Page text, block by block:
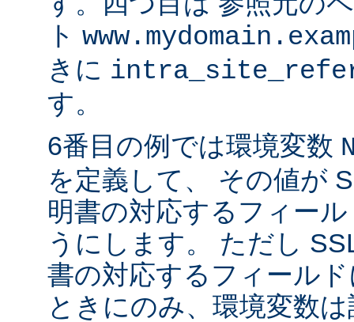
ト
きに
す。
6番目の例では環境変数
を定義して、 その値が
明書の対応するフィー
うにします。 ただし
書の対応するフィール
ときにのみ、環境変数